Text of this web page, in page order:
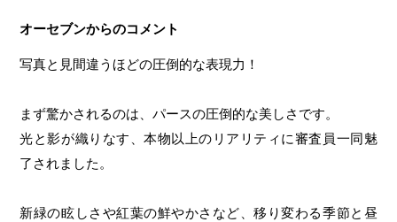
オーセブンからのコメント
写真と見間違うほどの圧倒的な表現力！
まず驚かされるのは、パースの圧倒的な美しさです。
光と影が織りなす、本物以上のリアリティに審査員一同魅
了されました。
新緑の眩しさや紅葉の鮮やかさなど、移り変わる季節と昼